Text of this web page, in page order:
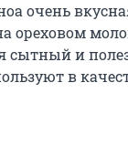
очень
ореховом
сытный и
в